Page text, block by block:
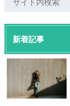
新着記事